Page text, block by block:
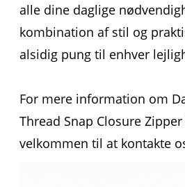
alle dine daglige
kombination af stil og
alsidig pung til enhver
For mere information om
Thread Snap Closure
velkommen til at kontakte